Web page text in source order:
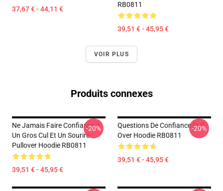
37,67 € - 44,11 €
RB0811
39,51 € - 45,95 €
VOIR PLUS
Produits connexes
Ne Jamais Faire Confiance À
Un Gros Cul Et Un Sourire
Pullover Hoodie RB0811
39,51 € - 45,95 €
-20%
Questions De Confiance Pull-
Over Hoodie RB0811
39,51 € - 45,95 €
-20%